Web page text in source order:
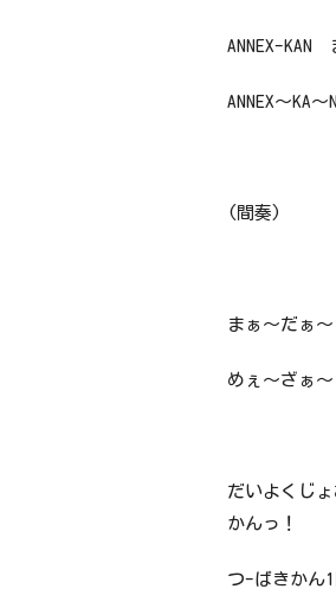
ANNEX-KAN
ANNEX～KA
(間奏)
まぁ～だぁ
めぇ～ざぁ
だいよくじ
かんっ！
つ-ばきかん